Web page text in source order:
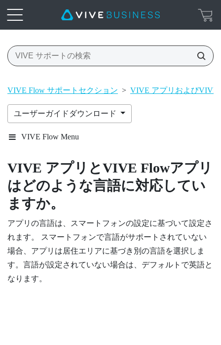
VIVE Flow サポートセクション > VIVE アプリおよびVIVE
ユーザーガイドダウンロード
VIVE Flow Menu
VIVE アプリ とVIVE Flowアプリ
はどのような言語に対応してい
ますか。
アプリの言語は、スマートフォンの設定に基づいて設定さ
れます。 スマートフォンで言語がサポートされていない
場合、アプリは居住エリアに基づき別の言語を選択しま
す。言語が設定されていない場合は、デフォルトで英語と
なります。